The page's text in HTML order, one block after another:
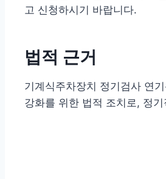
고 신청하시기 바랍니다.
법적 근거
기계식주차장치 정기검사 연
강화를 위한 법적 조치로, 정